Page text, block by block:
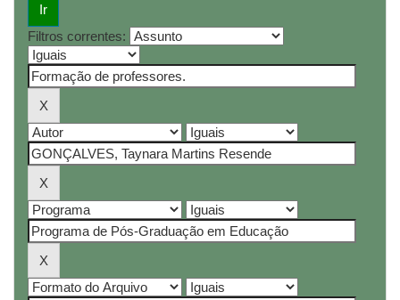
Filtros correntes: